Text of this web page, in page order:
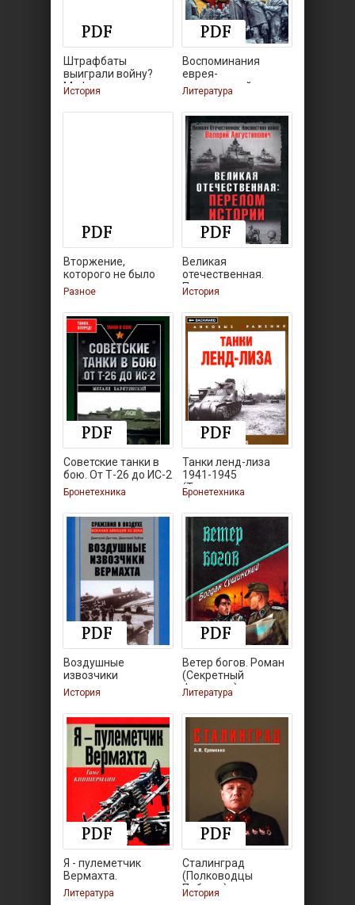
Штрафбаты
выиграли войну?
Мифы и правда
История
Воспоминания
еврея-
красноармейца
Литература
Вторжение,
которого не было
Разное
Великая
отечественная.
Перелом истории
История
Советские танки в
бою. От Т-26 до ИС-2
Бронетехника
Танки ленд-лиза
1941-1945
(Танковые
Бронетехника
Воздушные
извозчики
вермахта.
История
Ветер богов. Роман
(Секретный
фарватер)
Литература
Я - пулеметчик
Вермахта.
Литература
Сталинград
(Полководцы
Победы)
История